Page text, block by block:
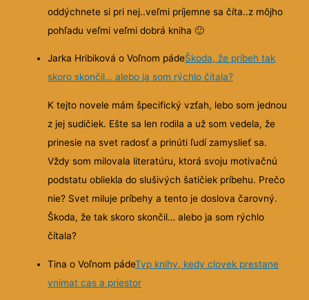
oddýchnete si pri nej..veľmi príjemne sa číta..z môjho
pohľadu veľmi veľmi dobrá kniha🙂
Jarka Hribiková o Voľnom pádeŠkoda, že príbeh tak
skoro skončil… alebo ja som rýchlo čítala?
K tejto novele mám špecifický vzťah, lebo som jednou
z jej sudičiek. Ešte sa len rodila a už som vedela, že
prinesie na svet radosť a prinúti ľudí zamyslieť sa.
Vždy som milovala literatúru, ktorá svoju motivačnú
podstatu obliekla do slušivých šatičiek príbehu. Prečo
nie? Svet miluje príbehy a tento je doslova čarovný.
Škoda, že tak skoro skončil… alebo ja som rýchlo
čítala?
Tina o Voľnom pádeTyp knihy, kedy clovek prestane
vnimat cas a priestor